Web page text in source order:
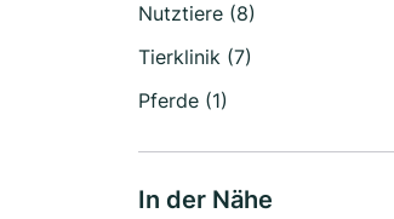
Nutztiere (8)
Tierklinik (7)
Pferde (1)
In der Nähe